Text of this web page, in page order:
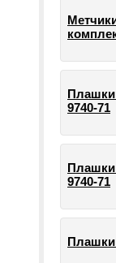
Плашки
9740-71
Плашки
9740-71
Плашки